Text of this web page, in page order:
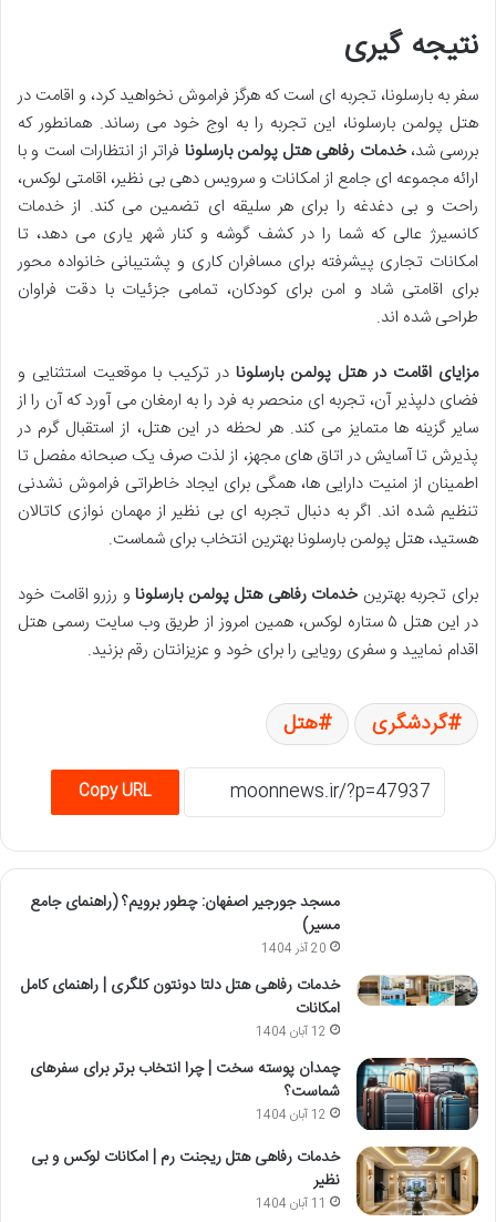
نتیجه گیری
سفر به بارسلونا، تجربه ای است که هرگز فراموش نخواهید کرد، و اقامت در
هتل پولمن بارسلونا، این تجربه را به اوج خود می رساند. همانطور که
بررسی شد،خدمات رفاهی هتل پولمن بارسلونا فراتر از انتظارات است و با
ارائه مجموعه ای جامع از امکانات و سرویس دهی بی نظیر، اقامتی لوکس،
راحت و بی دغدغه را برای هر سلیقه ای تضمین می کند. از خدمات
کانسیرژ عالی که شما را در کشف گوشه و کنار شهر یاری می دهد، تا
امکانات تجاری پیشرفته برای مسافران کاری و پشتیبانی خانواده محور
برای اقامتی شاد و امن برای کودکان، تمامی جزئیات با دقت فراوان
طراحی شده اند.
مزایای اقامت در هتل پولمن بارسلونا در ترکیب با موقعیت استثنایی و
فضای دلپذیر آن، تجربه ای منحصر به فرد را به ارمغان می آورد که آن را از
سایر گزینه ها متمایز می کند. هر لحظه در این هتل، از استقبال گرم در
پذیرش تا آسایش در اتاق های مجهز، از لذت صرف یک صبحانه مفصل تا
اطمینان از امنیت دارایی ها، همگی برای ایجاد خاطراتی فراموش نشدنی
تنظیم شده اند. اگر به دنبال تجربه ای بی نظیر از مهمان نوازی کاتالان
هستید، هتل پولمن بارسلونا بهترین انتخاب برای شماست.
برای تجربه بهترینخدمات رفاهی هتل پولمن بارسلوناو رزرو اقامت خود
در این هتل ۵ ستاره لوکس، همین امروز از طریق وب سایت رسمی هتل
اقدام نمایید و سفری رویایی را برای خود و عزیزانتان رقم بزنید.
گردشگری هتل
Copy URL
مسجد جورجیر اصفهان: چطور برویم؟ (راهنمای جامع
مسیر)
20 آذر 1404
خدمات رفاهی هتل دلتا دونتون کلگری | راهنمای کامل
امکانات
12 آبان 1404
چمدان پوسته سخت | چرا انتخاب برتر برای سفرهای
شماست؟
12 آبان 1404
خدمات رفاهی هتل ریجنت رم | امکانات لوکس و بی
نظیر
11 آبان 1404